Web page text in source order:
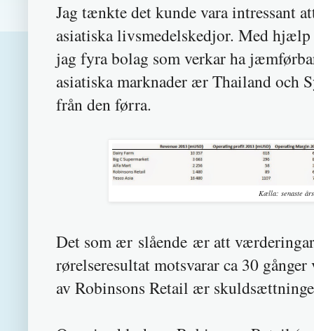
Jag tænkte det kunde vara intressant
asiatiska livsmedelskedjor. Med
jag fyra bolag som verkar ha
asiatiska marknader ær Thailand och
från den førra.
Kælla: senaste
Det som ær slående ær att
rørelseresultat motsvarar ca 30
av Robinsons Retail ær